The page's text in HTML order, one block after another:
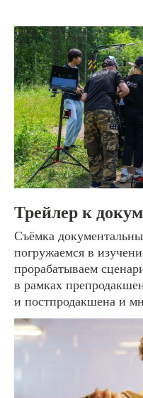
Трейлер к
Съёмка
погружаемся в
прорабатываем
в рамках
и постпродакшена и